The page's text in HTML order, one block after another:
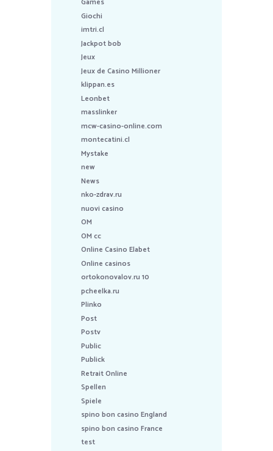
Giochi
imtri.cl
Jackpot bob
Jeux
Jeux de Casino Millioner
klippan.es
Leonbet
masslinker
mcw-casino-online.com
montecatini.cl
Mystake
new
News
nko-zdrav.ru
nuovi casino
OM
OM cc
Online Casino Elabet
Online casinos
ortokonovalov.ru 10
pcheelka.ru
Plinko
Post
Postv
Public
Publick
Retrait Online
Spellen
Spiele
spino bon casino England
spino bon casino France
test